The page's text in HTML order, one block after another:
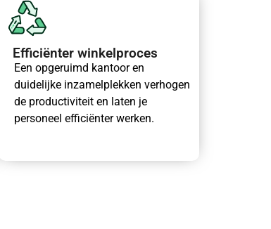
Efficiënter winkelproces
Een opgeruimd kantoor en
duidelijke inzamelplekken verhogen
de productiviteit en laten je
personeel efficiënter werken.